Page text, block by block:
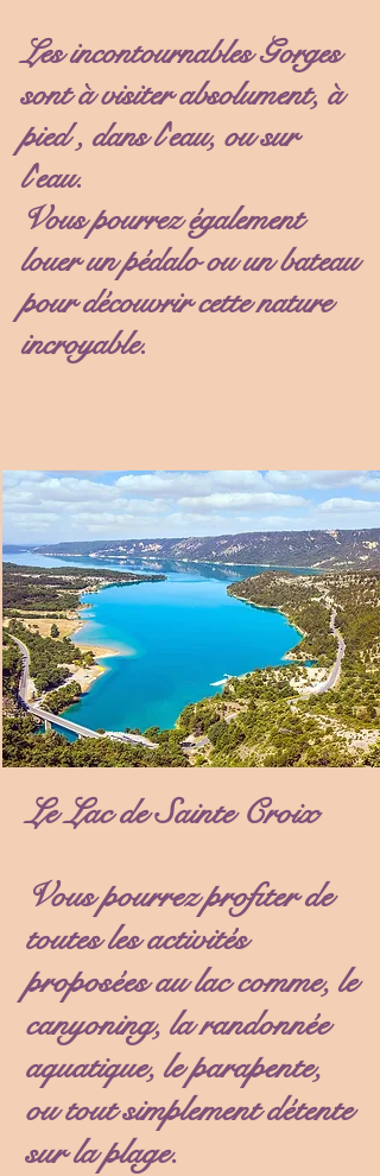
Les incontournables Gorges
sont à visiter absolument, à
pied , dans l'eau, ou sur
l'eau.
Vous pourrez également
louer un pédalo ou un bateau
pour découvrir cette nature
incroyable.
Le Lac de Sainte Croix
Vous pourrez profiter de
toutes les activités
proposées au lac comme, le
canyoning, la randonnée
aquatique, le parapente,
ou tout simplement détente
sur la plage.